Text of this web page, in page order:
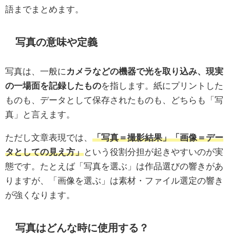
語までまとめます。
写真の意味や定義
写真は、一般に カメラなどの機器で光を取り込み、現実
の一場面を記録したものを指します。紙にプリントした
ものも、データとして保存されたものも、どちらも「写
真」と言えます。
ただし文章表現では、 「写真＝撮影結果」「画像＝デー
タとしての見え方」という役割分担が起きやすいのが実
態です。たとえば「写真を選ぶ」は作品選びの響きがあ
りますが、「画像を選ぶ」は素材・ファイル選定の響き
が強くなります。
写真はどんな時に使用する？